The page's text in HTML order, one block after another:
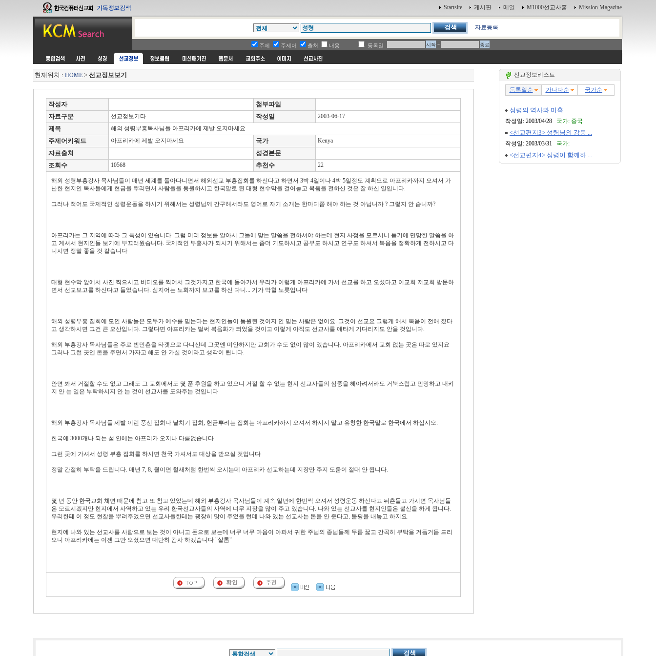
Startsite 게시판 메일 M1000선교사홈 Mission Magazine
자료등록
주제 주제어 출처 내용 등록일 ~
현재위치 : HOME> 선교정보보기
작성자
첨부파일
자료구분
선교정보기타 작성일 2003-06-17
제목 해외 성령부흥목사님들 아프리카에 제발 오지마세요
주제어키워드 아프리카에 제발 오지마세요 국가 Kenya
자료출처
성경본문
조회수
10568 추천수 22
해외 성령부흥강사 목사님들이 매년 세계를 돌아다니면서 해외선교 부흥집회를 하신다고 하면서 3박 4일이나 4박 5일정도 계획으로 아프리카까지 오셔서 가
난한 현지인 목사들에게 현금을 뿌리면서 사람들을 동원하시고 한국말로 된 대형 현수막을 걸어놓고 복음을 전하신 것은 잘 하신 일입니다.
그러나 적어도 국제적인 성령운동을 하시기 위해서는 성령님께 간구해서라도 영어로 자기 소개는 한마디쯤 해야 하는 것 아닙니까 ? 그렇지 안 습니까?
아프리카는 그 지역에 따라 그 특성이 있습니다. 그럼 미리 정보를 알아서 그들에 맞는 말씀을 전하셔야 하는데 현지 사정을 모르시니 듣기에 민망한 말씀을 하
고 계셔서 현지인들 보기에 부끄러웠습니다. 국제적인 부흥사가 되시기 위해서는 좀더 기도하시고 공부도 하시고 연구도 하셔서 복음을 정확하게 전하시고 다
니시면 정말 좋을 것 같습니다
대형 현수막 앞에서 사진 찍으시고 비디오를 찍어서 그것가지고 한국에 돌아가서 우리가 이렇게 아프리카에 가서 선교를 하고 오셨다고 이교회 저교회 방문하
면서 선교보고를 하신다고 들었습니다. 심지어는 노회까지 보고를 하신 다니... 기가 막힐 노릇입니다
해외 성령부흥 집회에 모인 사람들은 모두가 예수를 믿는다는 현지인들이 동원된 것이지 안 믿는 사람은 없어요. 그것이 선교요 그렇게 해서 복음이 전해 졌다
고 생각하시면 그건 큰 오산입니다. 그렇다면 아프리카는 벌써 복음화가 되었을 것이고 이렇게 아직도 선교사를 애타게 기다리지도 안을 것입니다.
해외 부흥강사 목사님들은 주로 빈민촌을 타겟으로 다니신데 그곳엔 미안하지만 교회가 수도 없이 많이 있습니다. 아프리카에서 교회 없는 곳은 따로 있지요
그러나 그런 곳엔 돈을 주면서 가자고 해도 안 가실 것이라고 생각이 됩니다.
안면 봐서 거절할 수도 없고 그래도 그 교회에서도 몇 푼 후원을 하고 있으니 거절 할 수 없는 현지 선교사들의 심중을 헤아려서라도 거북스럽고 민망하고 내키
지 안 는 일은 부탁하시지 안 는 것이 선교사를 도와주는 것입니다
해외 부흥강사 목사님들 제발 이런 풍선 집회나 날치기 집회, 헌금뿌리는 집회는 아프리카까지 오셔서 하시지 말고 유창한 한국말로 한국에서 하십시오.
한국에 3000개나 되는 섬 안에는 아프리카 오지나 다름없습니다.
그런 곳에 가셔서 성령 부흥 집회를 하시면 천국 가셔서도 대상을 받으실 것입니다
정말 간절히 부탁을 드립니다. 매년 7, 8, 월이면 철새처럼 한번씩 오시는데 아프리카 선교하는데 지장만 주지 도움이 절대 안 됩니다.
몇 년 동안 한국교회 체면 때문에 참고 또 참고 있었는데 해외 부흥강사 목사님들이 계속 일년에 한번씩 오셔서 성령운동 하신다고 뒤흔들고 가시면 목사님들
은 모르시겠지만 현지에서 사역하고 있는 우리 한국선교사들의 사역에 너무 지장을 많이 주고 있습니다. 나와 있는 선교사를 현지인들은 불신을 하게 됩니다.
우리한테 이 정도 현찰을 뿌려주었으면 선교사들한테는 굉장히 많이 주었을 턴데 나와 있는 선교사는 돈을 안 준다고, 불평을 내놓고 하지요.
현지에 나와 있는 선교사를 사람으로 보는 것이 아니고 돈으로 보는데 너무 너무 마음이 아파서 귀한 주님의 종님들께 무릅 꿇고 간곡히 부탁을 거듭거듭 드리
오니 아프리카에는 이젠 그만 오셨으면 대단히 감사 하겠습니다 "살롬"
선교정보리스트